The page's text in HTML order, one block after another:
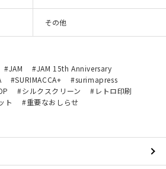
その他
JAM
JAM 15th Anniversary
SURIMACCA+
surimapress
シルクスクリーン
レトロ印刷
ト 重要なおしらせ